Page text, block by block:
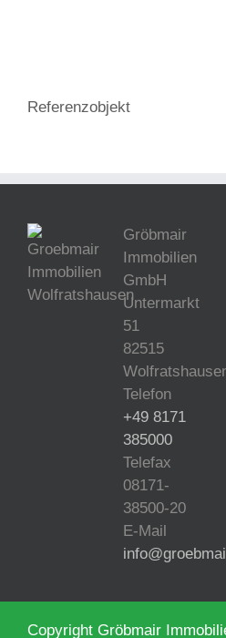
Referenzobjekt
Gröbmair
Immobilien
GmbH
Untermarkt
51
82515
Telefon
+49 8171
385000
Telefax
08171-
38500-20
E-Mail
Copyright Gröbmair